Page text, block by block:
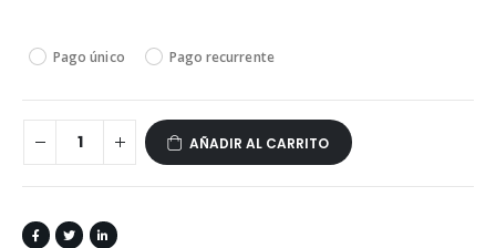
Pago único Pago recurrente
AÑADIR AL CARRITO